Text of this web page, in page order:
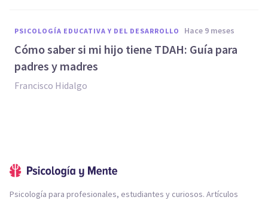
PSICOLOGÍA EDUCATIVA Y DEL DESARROLLO hace 9 meses
Cómo saber si mi hijo tiene TDAH: Guía para
padres y madres
Francisco Hidalgo
Psicología para profesionales, estudiantes y curiosos. Artículos